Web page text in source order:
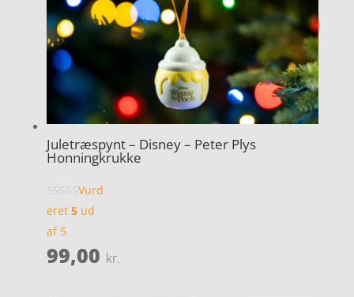
Juletræspynt – Disney – Peter Plys
Honningkrukke
Vurd
eret 5ud
af 5
99,00 kr.